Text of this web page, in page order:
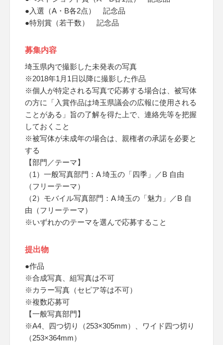
●入選（A・B各2点） 記念品
●特別賞（若干数） 記念品
募集内容
埼玉県内で撮影した未発表の写真
※2018年1月1日以降に撮影した作品
※個人が特定される写真で応募する場合は、被写体
の方に「入賞作品は埼玉県議会の広報に使用される
ことがある」旨の了解を得た上で、連絡先等を把握
しておくこと
※被写体が未成年の場合は、親権者の承諾を必要と
する
【部門／テーマ】
（1）一般写真部門：A 埼玉の「四季」／B 自由
（フリーテーマ）
（2）モバイル写真部門：A 埼玉の「魅力」／B 自
由（フリーテーマ）
※いずれかのテーマを選んで応募すること
提出物
●作品
※合成写真、組写真は不可
※カラー写真（セピア等は不可）
※複数応募可
【一般写真部門】
※A4、四つ切り（253×305mm）、ワイド四つ切り
（253×364mm）